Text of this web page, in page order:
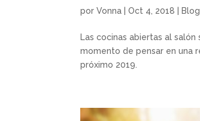
porVonna |Oct 4, 2018 Blog
Las cocinas abiertas al
momento de pensar en una
próximo 2019.